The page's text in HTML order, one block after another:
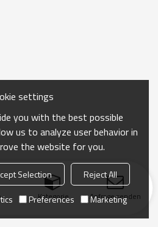
Kategorie Anfrage senden
settings
you with the best possible
us to analyze user behavior in
the website for you.
Selection
Reject All
Preferences Marketing